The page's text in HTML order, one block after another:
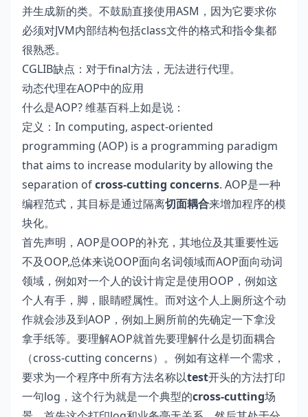
并生成新的类。不鼓励直接使用ASM，因为它要求你
必须对JVM内部结构包括class文件的格式和指令集都
很熟悉。
CGLIB缺点：对于final方法，无法进行代理。
动态代理在AOP中的应用
什么是AOP?维基百科上如是说：
定义：In computing, aspect-oriented
programming (AOP) is a programming paradigm
that aims to increase modularity by allowing the
separation ofcross-cutting concerns. AOP是一种
编程范式，其目标是通过隔离切面耦合来增加程序的模
块化。
首先声明，AOP是OOP的补充，其地位及其重要性远
不及OOP,总体来说OOP面向名词领域而AOP面向动词
领域，例如对一个人的设计肯定是使用OOP，例如这
个人有手，脚，眼睛瞪属性。而对这个人上厕所这个动
作就会涉及到AOP，例如上厕所前的先确定一下拿没
拿手纸等。要理解AOP就首先要理解什么是切面耦合
（cross-cutting concerns）。例如有这样一个需求，
要求为一个程序中所有方法名称以test开头的方法打印
一句log，这个行为就是一个典型的cross-cutting场